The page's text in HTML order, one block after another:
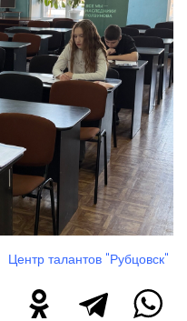
Центр талантов "Рубцовск"